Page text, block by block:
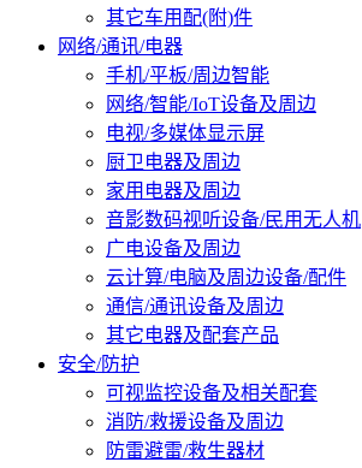
其它车用配(附)件
网络/通讯/电器
手机/平板/周边智能
网络/智能/IoT设备及周边
电视/多媒体显示屏
厨卫电器及周边
家用电器及周边
音影数码视听设备/民用无人机
广电设备及周边
云计算/电脑及周边设备/配件
通信/通讯设备及周边
其它电器及配套产品
安全/防护
可视监控设备及相关配套
消防/救援设备及周边
防雷避雷/救生器材